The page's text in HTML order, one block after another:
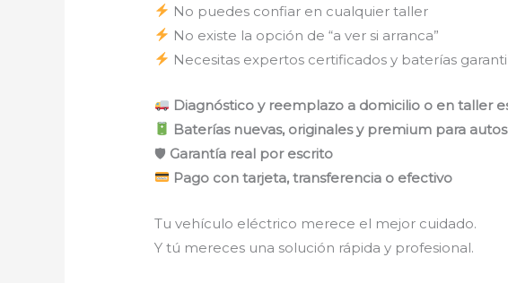
No puedes confiar en cualquier taller
No existe la opción de “a ver si arranca”
Necesitas expertos certificados y baterías
Diagnóstico y reemplazo a domicilio o en taller
Baterías nuevas, originales y premium para
🛡 Garantía real por escrito
Pago con tarjeta, transferencia o efectivo
Tu vehículo eléctrico merece el mejor cuidado.
Y tú mereces una solución rápida y profesional.